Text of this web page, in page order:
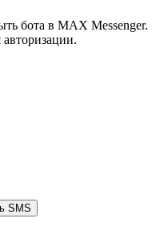
бота в MAX Messenger.
SMS